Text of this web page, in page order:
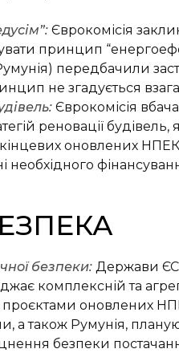
Єврокомісія
принцип
передбачили
не згадується
Єврокомісія
реновації
оновлених НПЕК
необхідного
безпеки: Держави ЄС
комплексній та
проєктами оновлених
а також Румунія,
безпеки